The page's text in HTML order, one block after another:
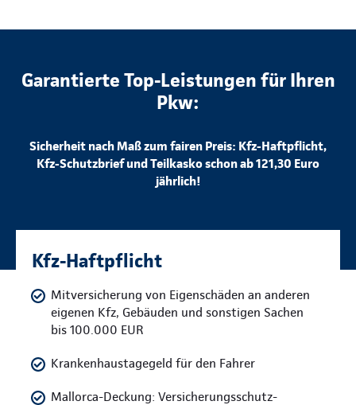
Garantierte Top-Leistungen für Ihren
Pkw:
Sicherheit nach Maß zum fairen Preis: Kfz-Haftpflicht,
Kfz-Schutzbrief und Teilkasko schon ab 121,30 Euro
jährlich!
Kfz-Haftpflicht
Mitversicherung von Eigenschäden an anderen
eigenen Kfz, Gebäuden und sonstigen Sachen
bis 100.000 EUR
Krankenhaustagegeld für den Fahrer
Mallorca-Deckung: Versicherungsschutz-